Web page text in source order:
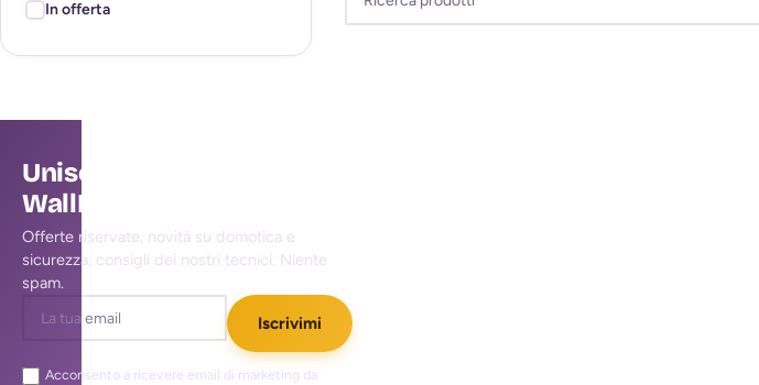
In offerta
Unisciti alla community
WallMall
Offerte riservate, novità su domotica e
sicurezza, consigli dei nostri tecnici. Niente
spam.
Iscrivimi
Acconsento a ricevere email di marketing da